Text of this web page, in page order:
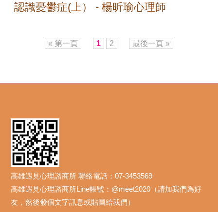
認識憂鬱症(上） - 楊昕瑜心理師
« 第一頁 1 2 最後一頁 »
高雄遇見心理諮商所 聯絡電話：07-3453569
高雄遇見心理諮商所Line帳號：@meet2020（請加我們為好
友，然後發個文字訊息或貼圖給我們）